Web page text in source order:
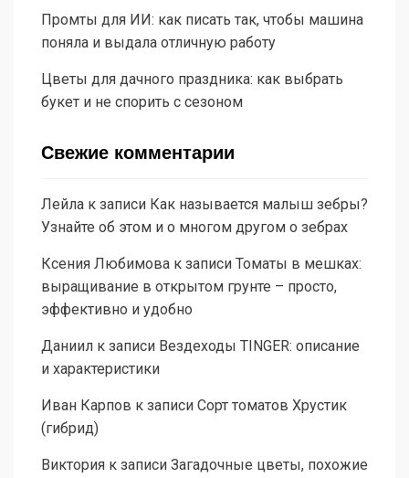
Промты для ИИ: как писать так, чтобы машина
поняла и выдала отличную работу
Цветы для дачного праздника: как выбрать
букет и не спорить с сезоном
Свежие комментарии
Лейла к записи Как называется малыш зебры?
Узнайте об этом и о многом другом о зебрах
Ксения Любимова к записи Томаты в мешках:
выращивание в открытом грунте – просто,
эффективно и удобно
Даниил к записи Вездеходы TINGER: описание
и характеристики
Иван Карпов к записи Сорт томатов Хрустик
(гибрид)
Виктория к записи Загадочные цветы, похожие